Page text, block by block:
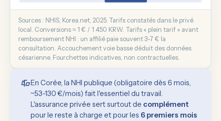
Sources : NHIS, Korea.net, 2025. Tarifs constatés dans le privé
local. Conversions ≈ 1 € / 1 450 KRW. Tarifs « plein tarif » avant
remboursement NHI : un affilié paie souvent 3-7 € la
consultation. Accouchement voie basse déduit des données
césarienne. Fourchettes indicatives, non contractuelles.
En Corée, la NHI publique (obligatoire dès 6 mois,
~53-130 €/mois) fait l'essentiel du travail.
L'assurance privée sert surtout de complément
pour le reste à charge et pour les 6 premiers mois